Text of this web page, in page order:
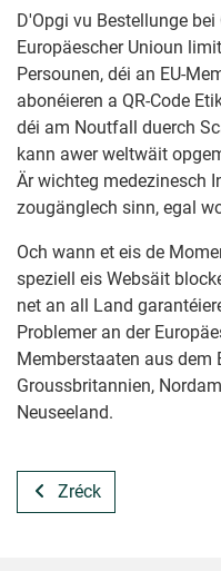
D'Opgi vu Bestellunge
Europäescher Unioun
Persounen, déi an EU-
abonéieren a QR-Code
déi am Noutfall duerch
kann awer weltwäit
Är wichteg medezinesch
zougänglech sinn, egal
Och wann et eis de
speziell eis Websäit
net an all Land
Problemer an der
Memberstaaten aus dem
Groussbritannien,
Neuseeland.
Zréck